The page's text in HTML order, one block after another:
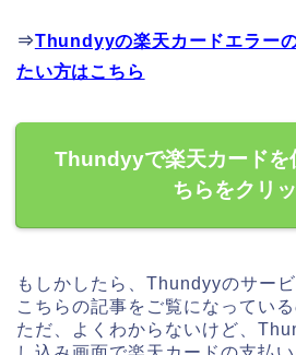
⇒Thundyyの楽天カードエラー
たい方はこちら
Thundyyで楽天カードを
ちらをクリ
もしかしたら、Thundyyのサー
こちらの記事をご覧になってい
ただ、よくわからないけど、